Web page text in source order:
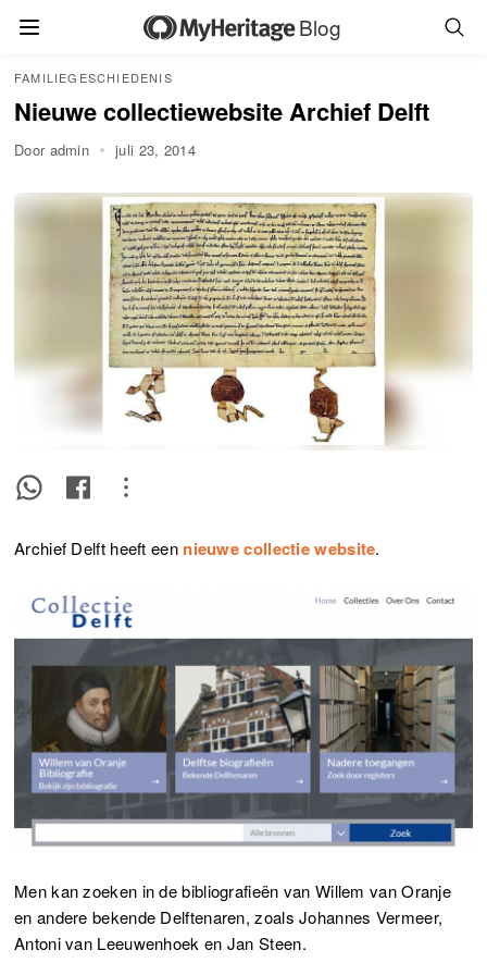
Blog
FAMILIEGESCHIEDENIS
Nieuwe collectiewebsite Archief Delft
Door admin juli 23, 2014
Archief Delft heeft een nieuwe collectie website.
Men kan zoeken in de bibliografieën van Willem van Oranje
en andere bekende Delftenaren, zoals Johannes Vermeer,
Antoni van Leeuwenhoek en Jan Steen.